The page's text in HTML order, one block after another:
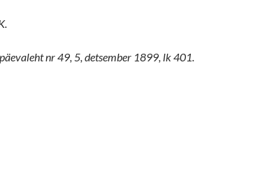
nr 49, 5, detsember 1899, lk 401.